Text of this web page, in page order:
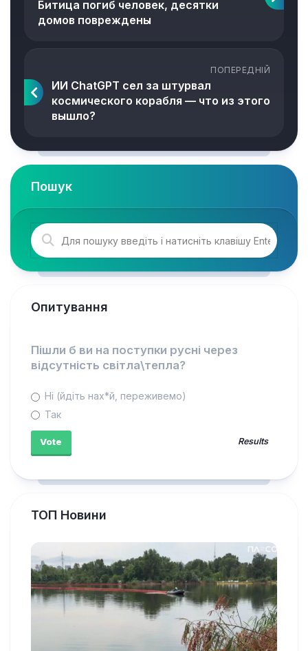
Битица погиб человек, десятки
домов повреждены
ПОПЕРЕДНІЙ
ИИ ChatGPT сел за штурвал
космического корабля — что из этого
вышло?
Пошук
Опитування
Пішли б ви на поступки русні через
відсутність світла\тепла?
Ні (йдіть нах*й, переживемо)
Так
Results
ТОП Новини